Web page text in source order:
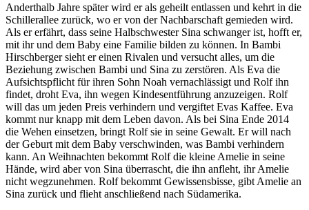
Anderthalb Jahre später wird er als geheilt entlassen und kehrt in die
Schillerallee zurück, wo er von der Nachbarschaft gemieden wird.
Als er erfährt, dass seine Halbschwester Sina schwanger ist, hofft er,
mit ihr und dem Baby eine Familie bilden zu können. In Bambi
Hirschberger sieht er einen Rivalen und versucht alles, um die
Beziehung zwischen Bambi und Sina zu zerstören. Als Eva die
Aufsichtspflicht für ihren Sohn Noah vernachlässigt und Rolf ihn
findet, droht Eva, ihn wegen Kindesentführung anzuzeigen. Rolf
will das um jeden Preis verhindern und vergiftet Evas Kaffee. Eva
kommt nur knapp mit dem Leben davon. Als bei Sina Ende 2014
die Wehen einsetzen, bringt Rolf sie in seine Gewalt. Er will nach
der Geburt mit dem Baby verschwinden, was Bambi verhindern
kann. An Weihnachten bekommt Rolf die kleine Amelie in seine
Hände, wird aber von Sina überrascht, die ihn anfleht, ihr Amelie
nicht wegzunehmen. Rolf bekommt Gewissensbisse, gibt Amelie an
Sina zurück und flieht anschließend nach Südamerika.